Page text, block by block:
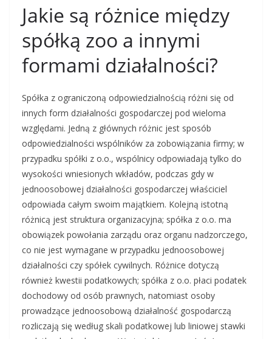
Jakie są różnice między
spółką zoo a innymi
formami działalności?
Spółka z ograniczoną odpowiedzialnością różni się od
innych form działalności gospodarczej pod wieloma
względami. Jedną z głównych różnic jest sposób
odpowiedzialności wspólników za zobowiązania firmy; w
przypadku spółki z o.o., wspólnicy odpowiadają tylko do
wysokości wniesionych wkładów, podczas gdy w
jednoosobowej działalności gospodarczej właściciel
odpowiada całym swoim majątkiem. Kolejną istotną
różnicą jest struktura organizacyjna; spółka z o.o. ma
obowiązek powołania zarządu oraz organu nadzorczego,
co nie jest wymagane w przypadku jednoosobowej
działalności czy spółek cywilnych. Różnice dotyczą
również kwestii podatkowych; spółka z o.o. płaci podatek
dochodowy od osób prawnych, natomiast osoby
prowadzące jednoosobową działalność gospodarczą
rozliczają się według skali podatkowej lub liniowej stawki